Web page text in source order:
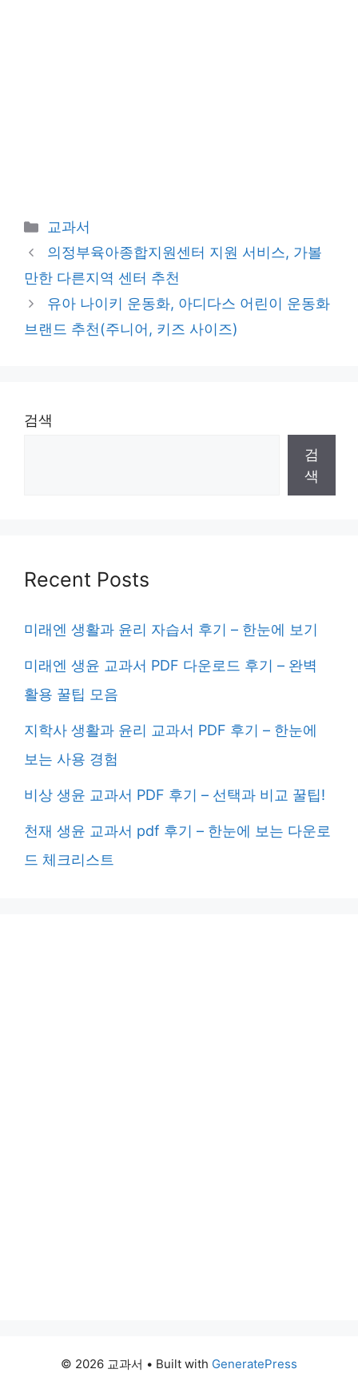
Categories
교과서
의정부육아종합지원센터 지원 서비스, 가볼
만한 다른지역 센터 추천
유아 나이키 운동화, 아디다스 어린이 운동화
브랜드 추천(주니어, 키즈 사이즈)
검색
검
색
Recent Posts
미래엔 생활과 윤리 자습서 후기 – 한눈에 보기
미래엔 생윤 교과서 PDF 다운로드 후기 – 완벽
활용 꿀팁 모음
지학사 생활과 윤리 교과서 PDF 후기 – 한눈에
보는 사용 경험
비상 생윤 교과서 PDF 후기 – 선택과 비교 꿀팁!
천재 생윤 교과서 pdf 후기 – 한눈에 보는 다운로
드 체크리스트
© 2026 교과서 • Built with GeneratePress